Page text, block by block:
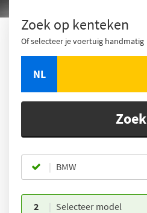
Zoek op kenteken
Of selecteer je voertuig handmatig
NL
Zoek
BMW
2 Selecteer model